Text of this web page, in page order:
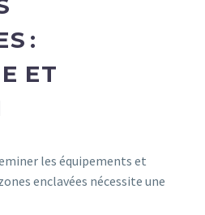
:
ET
les équipements et
enclavées nécessite une